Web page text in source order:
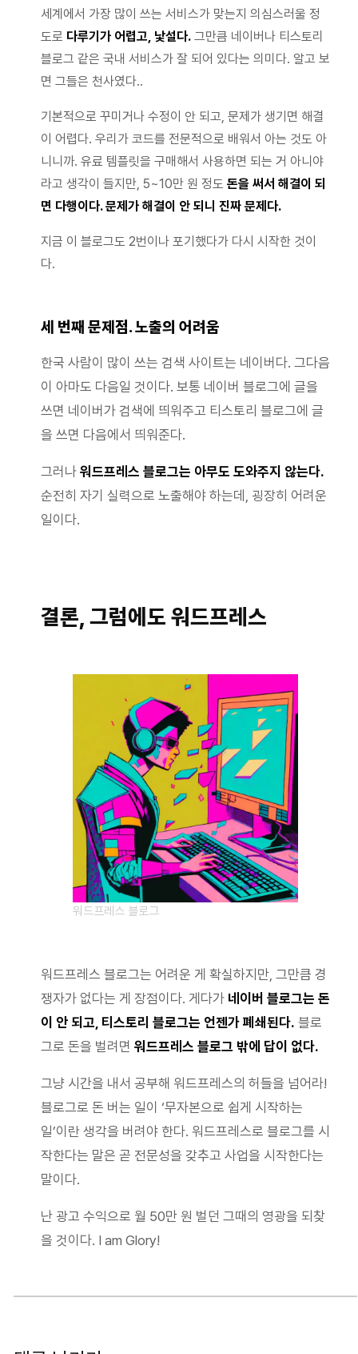
세계에서 가장 많이 쓰는 서비스가 맞는지 의심스러울 정
도로 다루기가 어렵고, 낯설다. 그만큼 네이버나 티스토리
블로그 같은 국내 서비스가 잘 되어 있다는 의미다. 알고 보
면 그들은 천사였다..
기본적으로 꾸미거나 수정이 안 되고, 문제가 생기면 해결
이 어렵다. 우리가 코드를 전문적으로 배워서 아는 것도 아
니니까. 유료 템플릿을 구매해서 사용하면 되는 거 아니야
라고 생각이 들지만, 5~10만 원 정도 돈을 써서 해결이 되
면 다행이다. 문제가 해결이 안 되니 진짜 문제다.
지금 이 블로그도 2번이나 포기했다가 다시 시작한 것이
다.
세 번째 문제점. 노출의 어려움
한국 사람이 많이 쓰는 검색 사이트는 네이버다. 그다음
이 아마도 다음일 것이다. 보통 네이버 블로그에 글을
쓰면 네이버가 검색에 띄워주고 티스토리 블로그에 글
을 쓰면 다음에서 띄워준다.
그러나 워드프레스 블로그는 아무도 도와주지 않는다.
순전히 자기 실력으로 노출해야 하는데, 굉장히 어려운
일이다.
결론, 그럼에도 워드프레스
워드프레스 블로그
워드프레스 블로그는 어려운 게 확실하지만, 그만큼 경
쟁자가 없다는 게 장점이다. 게다가 네이버 블로그는 돈
이 안 되고, 티스토리 블로그는 언젠가 폐쇄된다. 블로
그로 돈을 벌려면 워드프레스 블로그 밖에 답이 없다.
그냥 시간을 내서 공부해 워드프레스의 허들을 넘어라!
블로그로 돈 버는 일이 ‘무자본으로 쉽게 시작하는
일’이란 생각을 버려야 한다. 워드프레스로 블로그를 시
작한다는 말은 곧 전문성을 갖추고 사업을 시작한다는
말이다.
난 광고 수익으로 월 50만 원 벌던 그때의 영광을 되찾
을 것이다. I am Glory!